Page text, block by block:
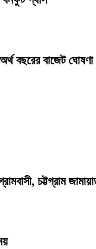
বছরের বাজেট ঘোষণা
চট্টগ্রাম